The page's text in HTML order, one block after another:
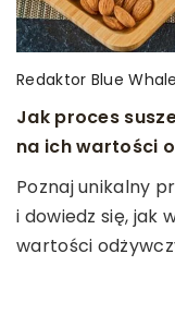
Redaktor Blue
Twórcze
dzieci do
Odkryj, jak
malowania w
rozwój kreatywny
Redaktor Blue
Jak proces
na ich wartości
Poznaj unikalny
i dowiedz się, jak
wartości
Redaktor Blue
Jak endodoncja
ekstrakcją?
Dowiedz się, jak
stomatologiczne
zamiast go